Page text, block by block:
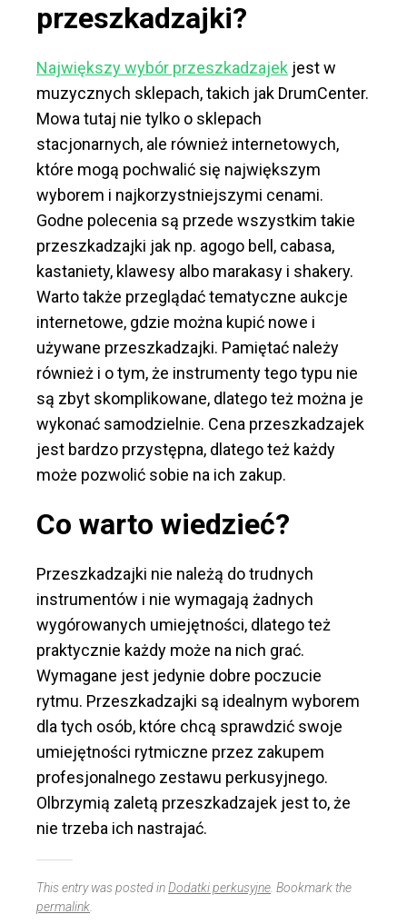
przeszkadzajki?
Największy wybór przeszkadzajek jest w
muzycznych sklepach, takich jak DrumCenter.
Mowa tutaj nie tylko o sklepach
stacjonarnych, ale również internetowych,
które mogą pochwalić się największym
wyborem i najkorzystniejszymi cenami.
Godne polecenia są przede wszystkim takie
przeszkadzajki jak np. agogo bell, cabasa,
kastaniety, klawesy albo marakasy i shakery.
Warto także przeglądać tematyczne aukcje
internetowe, gdzie można kupić nowe i
używane przeszkadzajki. Pamiętać należy
również i o tym, że instrumenty tego typu nie
są zbyt skomplikowane, dlatego też można je
wykonać samodzielnie. Cena przeszkadzajek
jest bardzo przystępna, dlatego też każdy
może pozwolić sobie na ich zakup.
Co warto wiedzieć?
Przeszkadzajki nie należą do trudnych
instrumentów i nie wymagają żadnych
wygórowanych umiejętności, dlatego też
praktycznie każdy może na nich grać.
Wymagane jest jedynie dobre poczucie
rytmu. Przeszkadzajki są idealnym wyborem
dla tych osób, które chcą sprawdzić swoje
umiejętności rytmiczne przez zakupem
profesjonalnego zestawu perkusyjnego.
Olbrzymią zaletą przeszkadzajek jest to, że
nie trzeba ich nastrajać.
This entry was posted inDodatki perkusyjne . Bookmark the
permalink